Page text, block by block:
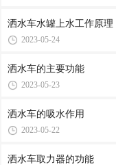
洒水车水罐上水工作原理
2023-05-24
洒水车的主要功能
2023-05-23
洒水车的吸水作用
2023-05-22
洒水车取力器的功能